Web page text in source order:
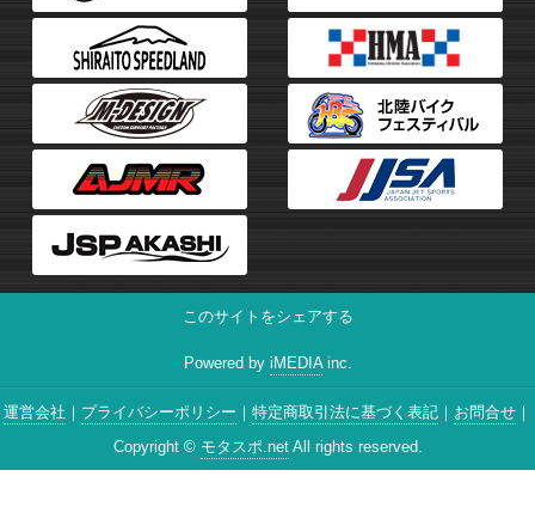
このサイトをシェアする
Powered by iMEDIAinc.
運営会社 プライバシーポリシー 特定商取引法に基づく表記
お問合せ
Copyright © モタスポ.netAll rights reserved.